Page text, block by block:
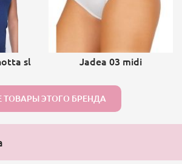
sl Jadea 03 midi
ТОВАРЫ ЭТОГО БРЕНДА